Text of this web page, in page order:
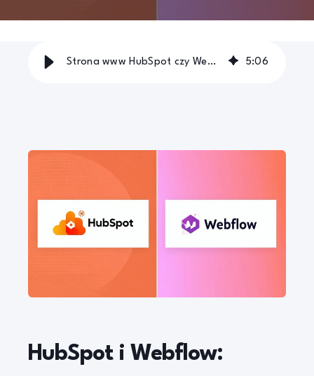
Strona www HubSpot czy Webflow - Porównanie | AutomateNow 5:06
HubSpot i Webflow: